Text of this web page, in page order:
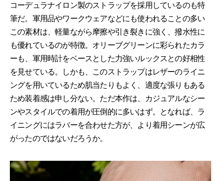
コーデュラナイロン製のストラップを採用しているのも特
筆だ。軍用品やワークウェアなどにも使われることの多い
この素材は、軽量ながら摩擦や引き裂きに強く、撥水性に
も優れているのが特徴。オリーブグリーンに彩られたカラ
ーも、軍用時計をベースとした力強いルックスとの好相性
を見せている。しかも、このストラップはレザーのライニ
ングを用いているため肌当たりもよく、適度な張りもある
ため装着感は申し分ない。ただ本作は、カジュアルなシー
ンやスタイルでの着用が圧倒的に多いはず。となれば、ラ
イニングにはラバーを合わせた方が、より着用シーンが広
がったのではないだろうか。